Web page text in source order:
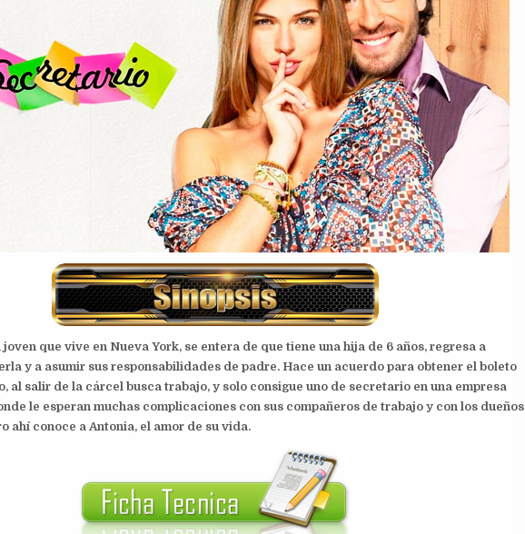
que vive en Nueva York, se entera de que tiene una hija de 6 años, regresa a
y a asumir sus responsabilidades de padre. Hace un acuerdo para obtener el boleto
al salir de la cárcel busca trabajo, y solo consigue uno de secretario en una empresa
le esperan muchas complicaciones con sus compañeros de trabajo y con los dueños
ahí conoce a Antonia, el amor de su vida.